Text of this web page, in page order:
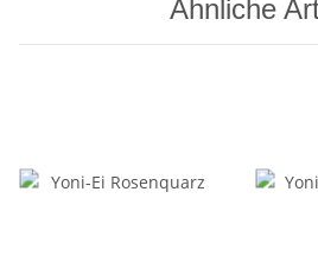
Ähnliche